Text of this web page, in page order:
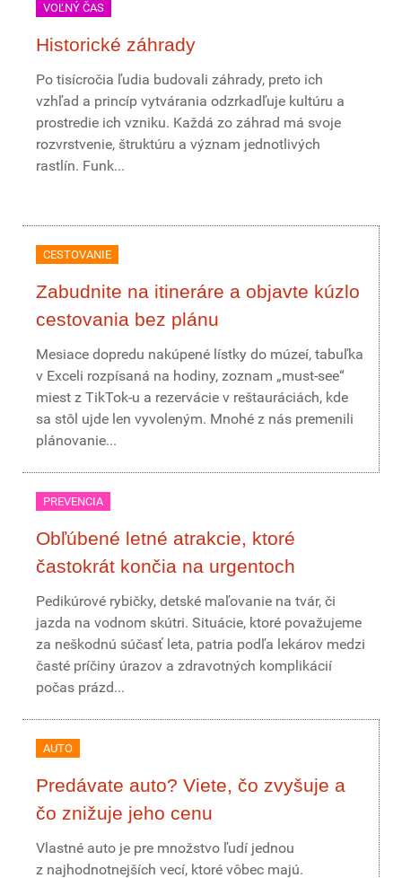
VOĽNÝ ČAS
Historické záhrady
Po tisícročia ľudia budovali záhrady, preto ich
vzhľad a princíp vytvárania odzrkadľuje kultúru a
prostredie ich vzniku. Každá zo záhrad má svoje
rozvrstvenie, štruktúru a význam jednotlivých
rastlín. Funk...
CESTOVANIE
Zabudnite na itineráre a objavte kúzlo
cestovania bez plánu
Mesiace dopredu nakúpené lístky do múzeí, tabuľka
v Exceli rozpísaná na hodiny, zoznam „must-see“
miest z TikTok-u a rezervácie v reštauráciách, kde
sa stôl ujde len vyvoleným. Mnohé z nás premenili
plánovanie...
PREVENCIA
Obľúbené letné atrakcie, ktoré
častokrát končia na urgentoch
Pedikúrové rybičky, detské maľovanie na tvár, či
jazda na vodnom skútri. Situácie, ktoré považujeme
za neškodnú súčasť leta, patria podľa lekárov medzi
časté príčiny úrazov a zdravotných komplikácií
počas prázd...
AUTO
Predávate auto? Viete, čo zvyšuje a
čo znižuje jeho cenu
Vlastné auto je pre množstvo ľudí jednou
z najhodnotnejších vecí, ktoré vôbec majú.